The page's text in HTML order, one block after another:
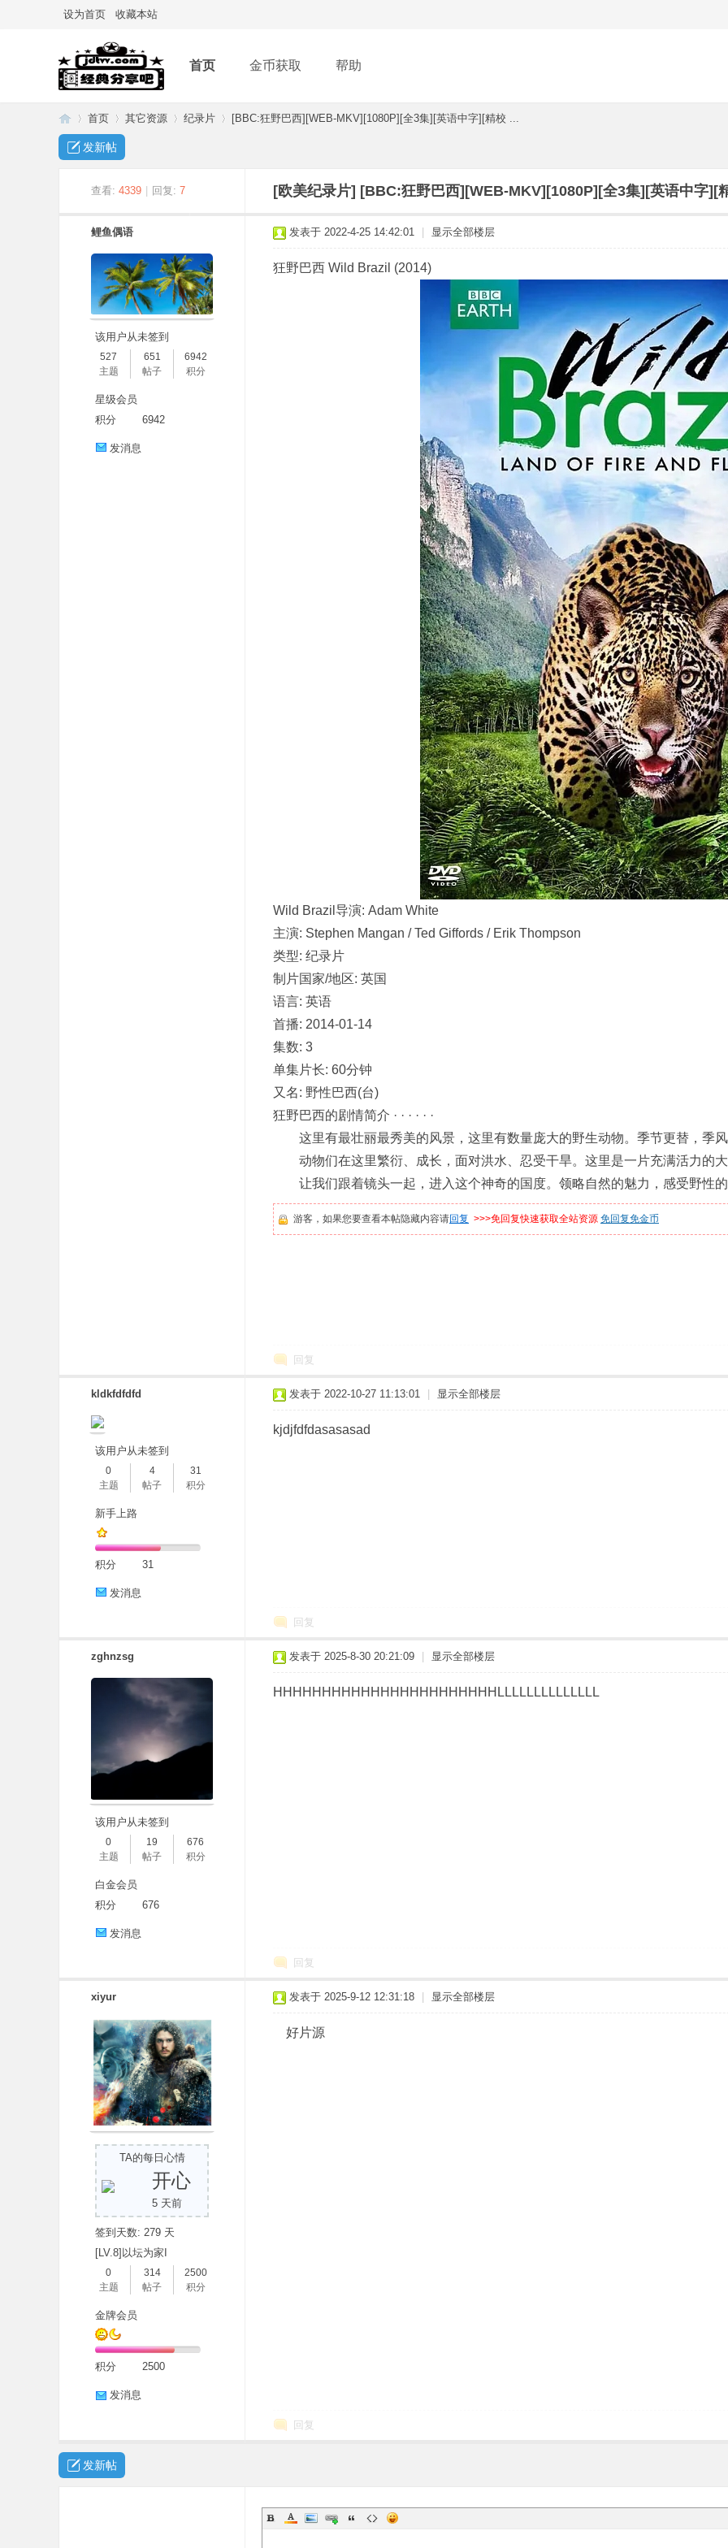
设为首页 收藏本站
首页 金币获取 帮助
首页
›
其它资源
›
纪录片 [BBC:狂野巴西][WEB-MKV][1080P][全3集][英语中字][精校 ...
发新帖
查看: 4339 回复: 7 [欧美纪录片] [BBC:狂野巴西][WEB-MKV][1080P][全3集][英语中字][
鲤鱼偶语
该用户从未签到
527
主题
651
帖子
6942
积分
星级会员
积分
6942
发消息
发表于 2022-4-25 14:42:01 显示全部楼层
狂野巴西 Wild Brazil (2014)
Wild Brazil导演: Adam White
主演: Stephen Mangan / Ted Giffords / Erik Thompson
类型: 纪录片
制片国家/地区: 英国
语言: 英语
首播: 2014-01-14
集数: 3
单集片长: 60分钟
又名: 野性巴西(台)
狂野巴西的剧情简介 · · · · · ·
这里有最壮丽最秀美的风景，这里有数量庞大的野生动物。季节更替，季
动物们在这里繁衍、成长，面对洪水、忍受干旱。这里是一片充满活力的
让我们跟着镜头一起，进入这个神奇的国度。领略自然的魅力，感受野性
游客，如果您要查看本帖隐藏内容请回复 >>>免回复快速获取全站资源 免回复免金币
回复
kldkfdfdfd
该用户从未签到
0
主题
4
帖子
31
积分
新手上路
积分 31
发消息
发表于 2022-10-27 11:13:01 显示全部楼层
kjdjfdfdasasasad
回复
zghnzsg
该用户从未签到
0
主题
19
帖子
676
积分
白金会员
积分
676
发消息
发表于 2025-8-30 20:21:09 显示全部楼层
HHHHHHHHHHHHHHHHHHHHHHHLLLLLLLLLLLLLL
回复
xiyur
TA的每日心情
开心
5 天前
签到天数: 279 天
[LV.8]以坛为家I
0
主题
314
帖子
2500
积分
金牌会员
积分 2500
发消息
发表于 2025-9-12 12:31:18 显示全部楼层
好片源
回复
发新帖